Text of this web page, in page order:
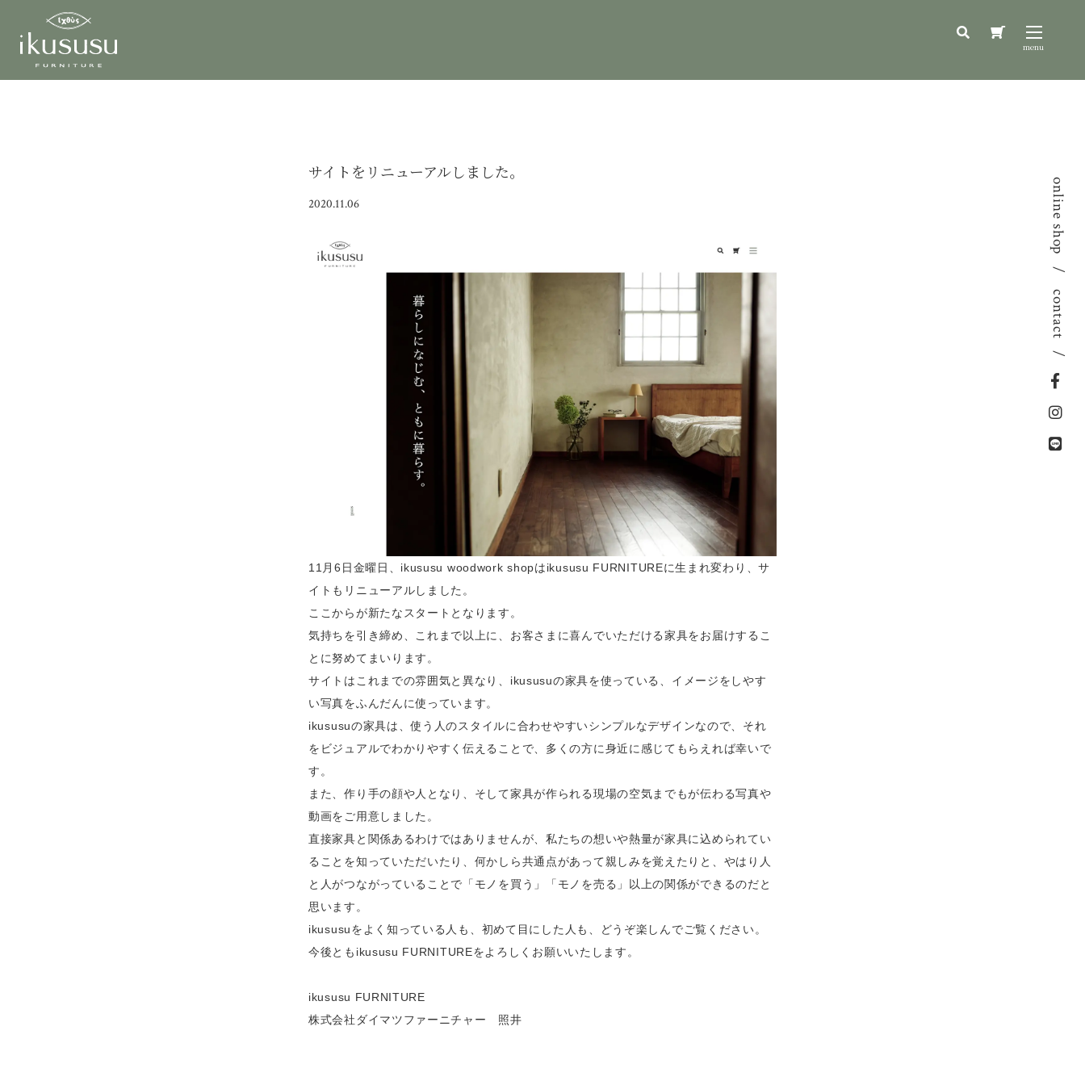
サイトをリニューアルしました。
2020.11.06
11月6日金曜日、ikususu woodwork shopはikususu FURNITUREに生まれ変わり、サ
イトもリニューアルしました。
ここからが新たなスタートとなります。
気持ちを引き締め、これまで以上に、お客さまに喜んでいただける家具をお届けするこ
とに努めてまいります。
サイトはこれまでの雰囲気と異なり、ikususuの家具を使っている、イメージをしやす
い写真をふんだんに使っています。
ikususuの家具は、使う人のスタイルに合わせやすいシンプルなデザインなので、それ
をビジュアルでわかりやすく伝えることで、多くの方に身近に感じてもらえれば幸いで
す。
また、作り手の顔や人となり、そして家具が作られる現場の空気までもが伝わる写真や
動画をご用意しました。
直接家具と関係あるわけではありませんが、私たちの想いや熱量が家具に込められてい
ることを知っていただいたり、何かしら共通点があって親しみを覚えたりと、やはり人
と人がつながっていることで「モノを買う」「モノを売る」以上の関係ができるのだと
思います。
ikususuをよく知っている人も、初めて目にした人も、どうぞ楽しんでご覧ください。
今後ともikususu FURNITUREをよろしくお願いいたします。
ikususu FURNITURE
株式会社ダイマツファーニチャー 照井
online shop
contact